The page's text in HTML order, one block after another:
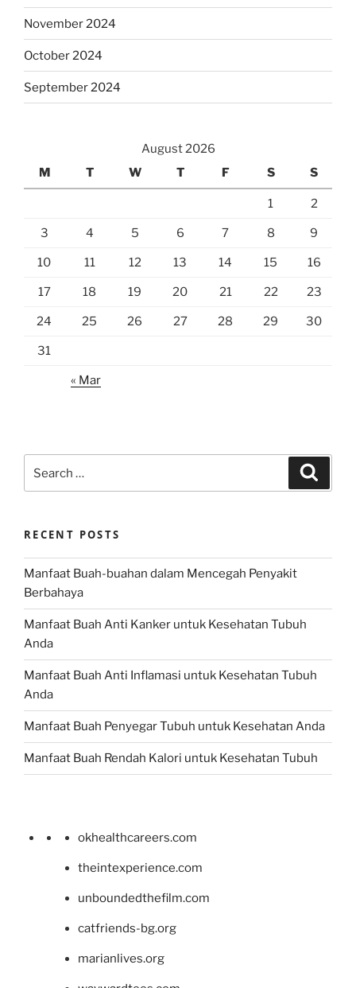
November 2024
October 2024
September 2024
August 2026
M
T W T F S S
1 2
3 4 5 6 7 8 9
10 11 12 13 14 15 16
17 18 19 20 21 22 23
24 25 26 27 28 29 30
31
« Mar
for:
RECENT POSTS
Manfaat Buah-buahan dalam Mencegah Penyakit
Berbahaya
Manfaat Buah Anti Kanker untuk Kesehatan Tubuh
Anda
Manfaat Buah Anti Inflamasi untuk Kesehatan Tubuh
Anda
Manfaat Buah Penyegar Tubuh untuk Kesehatan Anda
Manfaat Buah Rendah Kalori untuk Kesehatan Tubuh
okhealthcareers.com
theintexperience.com
unboundedthefilm.com
catfriends-bg.org
marianlives.org